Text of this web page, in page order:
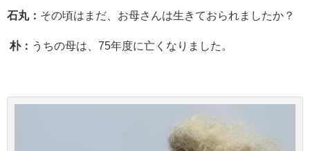
石丸： その頃はまだ、お母さんは生きておられましたか？
朴： うちの母は、75年度に亡くなりました。